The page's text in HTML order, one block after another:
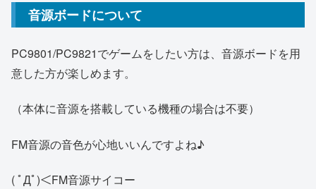
音源ボードについて
PC9801/PC9821でゲームをしたい方は、音源ボードを用
意した方が楽しめます。
（本体に音源を搭載している機種の場合は不要）
FM音源の音色が心地いいんですよね♪
( ﾟДﾟ)＜FM音源サイコー